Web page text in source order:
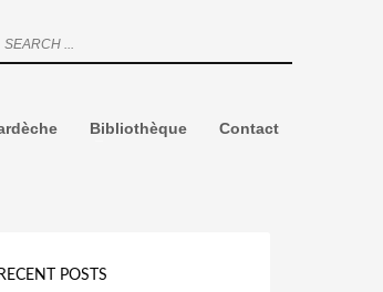
Bibliothèque Contact
RECENT POSTS